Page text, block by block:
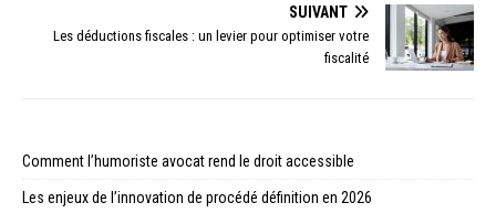
SUIVANT
Les déductions fiscales : un levier pour optimiser votre
fiscalité
Comment l’humoriste avocat rend le droit accessible
Les enjeux de l’innovation de procédé définition en 2026